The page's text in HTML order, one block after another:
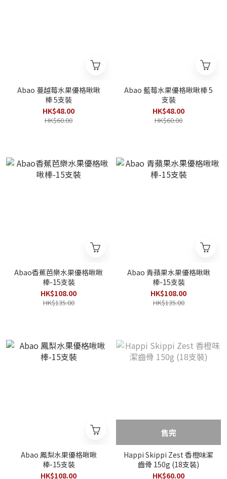
Abao 蔓越莓水果優格啾啾
棒 5支裝
HK$48.00
HK$60.00
Abao 藍莓水果優格啾啾棒 5
支裝
HK$48.00
HK$60.00
Abao香蕉芭樂水果優格啾啾
棒-15支裝
HK$108.00
HK$135.00
Abao 青蘋果水果優格啾啾
棒-15支裝
HK$108.00
HK$135.00
Abao 鳳梨水果優格啾啾
棒-15支裝
HK$108.00
售完
Happi Skippi Zest 香橙味潔
齒骨 150g (18支裝)
HK$60.00